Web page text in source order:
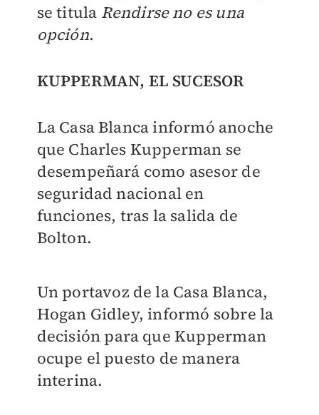
se titula Rendirse no es una
opción.
KUPPERMAN, EL SUCESOR
La Casa Blanca informó anoche
que Charles Kupperman se
desempeñará como asesor de
seguridad nacional en
funciones, tras la salida de
Bolton.
Un portavoz de la Casa Blanca,
Hogan Gidley, informó sobre la
decisión para que Kupperman
ocupe el puesto de manera
interina.